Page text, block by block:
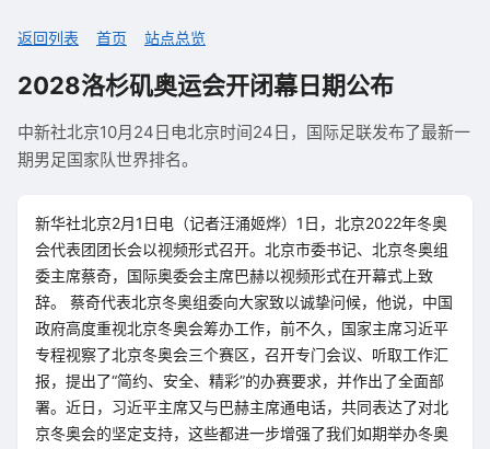
返回列表 首页 站点总览
2028洛杉矶奥运会开闭幕日期公布
中新社北京10月24日电北京时间24日，国际足联发布了最新一
期男足国家队世界排名。
新华社北京2月1日电（记者汪涌姬烨）1日，北京2022年冬奥
会代表团团长会以视频形式召开。北京市委书记、北京冬奥组
委主席蔡奇，国际奥委会主席巴赫以视频形式在开幕式上致
辞。 蔡奇代表北京冬奥组委向大家致以诚挚问候，他说，中国
政府高度重视北京冬奥会筹办工作，前不久，国家主席习近平
专程视察了北京冬奥会三个赛区，召开专门会议、听取工作汇
报，提出了“简约、安全、精彩”的办赛要求，并作出了全面部
署。近日，习近平主席又与巴赫主席通电话，共同表达了对北
京冬奥会的坚定支持，这些都进一步增强了我们如期举办冬奥